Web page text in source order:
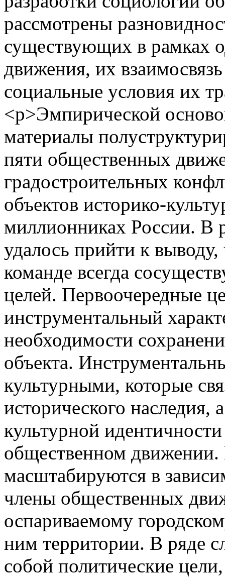
рассмотрены
существующих в рамках
движения, их
социальные условия их
<p>Эмпирической
материалы
пяти общественных
градостроительных
объектов историко-
миллионниках России. В
удалось прийти к
команде всегда
целей. Первоочередные
инструментальный
необходимости
объекта.
культурными, которые
исторического наследия,
культурной
общественном движении.
масштабируются в
члены общественных
оспариваемому
ним территории. В ряде
собой политические